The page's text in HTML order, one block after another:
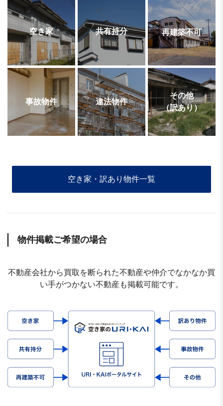
空き家 共有持分 再建築不可
事故物件 違法物件
その他
（訳あり）
空き家・訳あり物件一覧
物件掲載ご希望の場合
不動産会社から買取を断られた不動産や仲介でなかなか買
い手がつかない不動産も掲載可能です。